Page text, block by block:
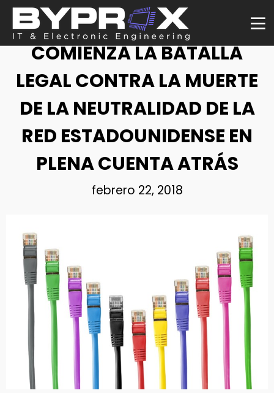
NOTICIA
COMIENZA LA BATALLA
LEGAL CONTRA LA MUERTE
DE LA NEUTRALIDAD DE LA
RED ESTADOUNIDENSE EN
PLENA CUENTA ATRÁS
febrero 22, 2018